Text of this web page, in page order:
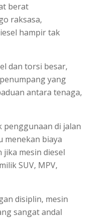
berat
raksasa,
hampir tak
dan torsi besar,
yang
antara tenaga,
di jalan
menekan biaya
mesin diesel
SUV, MPV,
disiplin, mesin
sangat andal